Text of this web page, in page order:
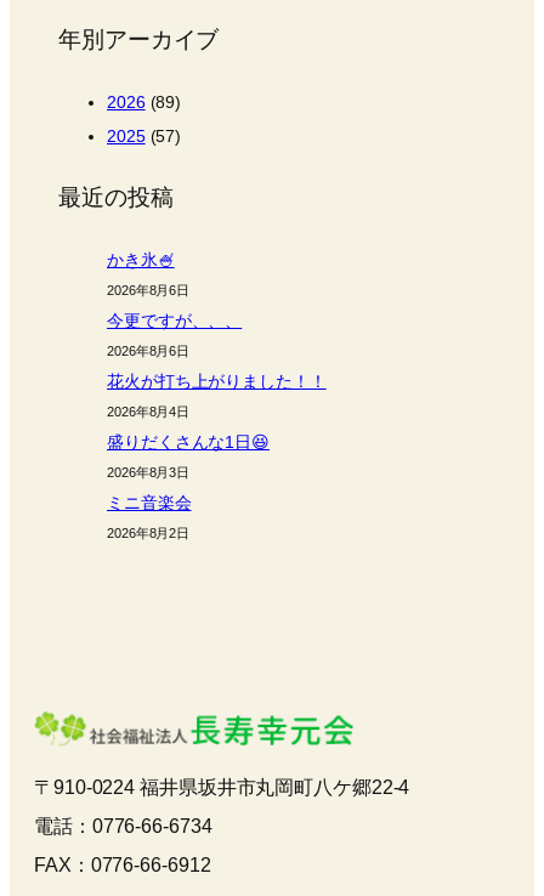
年別アーカイブ
2026(89)
2025(57)
最近の投稿
かき氷🍧
2026年8月6日
今更ですが、、、
2026年8月6日
花火が打ち上がりました！！
2026年8月4日
盛りだくさんな1日😆
2026年8月3日
ミニ音楽会
2026年8月2日
〒910-0224 福井県坂井市丸岡町八ケ郷22-4
電話：0776-66-6734
FAX：0776-66-6912